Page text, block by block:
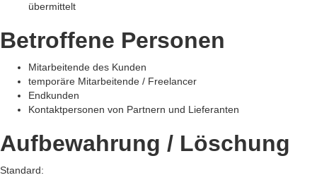
übermittelt
Betroffene Personen
Mitarbeitende des Kunden
temporäre Mitarbeitende / Freelancer
Endkunden
Kontaktpersonen von Partnern und Lieferanten
Aufbewahrung / Löschung
Standard: